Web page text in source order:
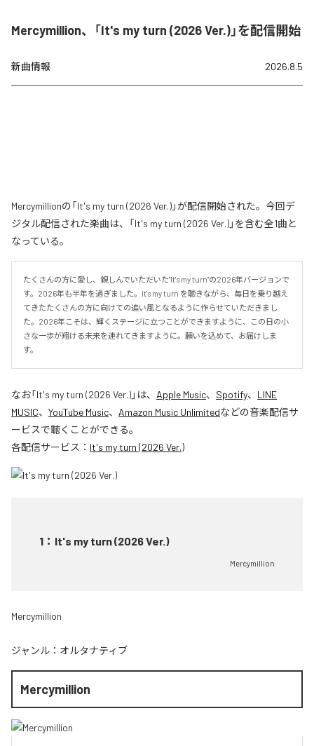
Mercymillion、「It's my turn (2026 Ver.)」を配信開始
新曲情報 2026.8.5
Mercymillionの「It's my turn (2026 Ver.)」が配信開始された。今回デ
ジタル配信された楽曲は、「It's my turn (2026 Ver.)」を含む全1曲と
なっている。
たくさんの方に愛し、親しんでいただいた"It's my turn"の2026年バージョンで
す。2026年も半年を過ぎました。It's my turn を聴きながら、毎日を乗り越え
てきたたくさんの方に向けての追い風となるように作らせていただきまし
た。2026年こそは、輝くステージに立つことができますように、この日の小
さな一歩が翔ける未来を連れてきますように。願いを込めて、お届けしま
す。
なお「It's my turn (2026 Ver.)」は、 Apple Music、 Spotify、 LINE
MUSIC、 YouTube Music、 Amazon Music Unlimitedなどの音楽配信サ
ービスで聴くことができる。
各配信サービス： It's my turn (2026 Ver.)
1 ： It's my turn (2026 Ver.)
Mercymillion
Mercymillion
ジャンル： オルタナティブ
Mercymillion